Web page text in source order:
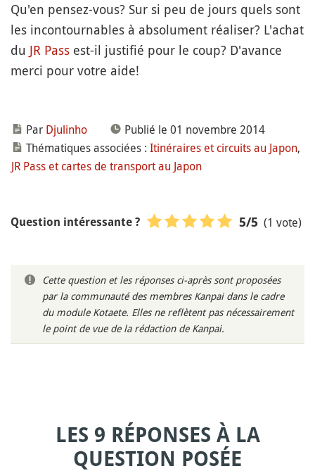
Qu'en pensez-vous? Sur si peu de jours quels sont
les incontournables à absolument réaliser? L'achat
du JR Pass est-il justifié pour le coup? D'avance
merci pour votre aide!
Par Djulinho
Publié le 01 novembre 2014
Thématiques associées : Itinéraires et circuits au Japon,
JR Pass et cartes de transport au Japon
Question intéressante ? 5/5 (1 vote)
Cette question et les réponses ci-après sont proposées
par la communauté des membres Kanpai dans le cadre
du module Kotaete. Elles ne reflètent pas nécessairement
le point de vue de la rédaction de Kanpai.
LES 9 RÉPONSES À LA
QUESTION POSÉE